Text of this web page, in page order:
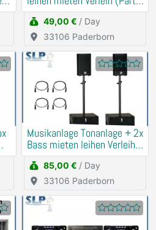
Hochzeit, Geburtstag)
49,00 € / Day
33106 Paderborn
Musikanlage Tonanlage + 2x
Bass mieten leihen Verleih
Beschallung
85,00 € / Day
33106 Paderborn